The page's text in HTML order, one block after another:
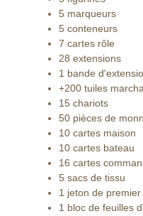
5 marqueurs
5 conteneurs
7 cartes rôle
28 extensions
1 bande
+200 tuiles
15 chariots
50 pièces de
10 cartes maison
10 cartes bateau
16 cartes
5 sacs de tissu
1 jeton de
1 bloc de feuilles